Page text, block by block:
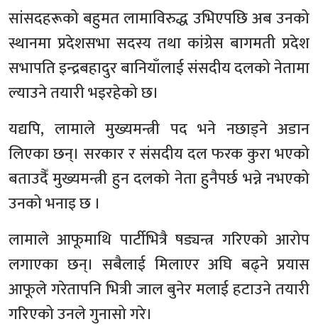
सांसदहरूको बहुमत लामाविरुद्ध उभिएपछि अब उनको
स्थानमा प्रदेशसभा सदस्य तथा कांग्रेस बागमती प्रदेश
सभापति इन्द्रबहादुर बानियाँलाई संसदीय दलको नेतामा
ल्याउने तयारी भइरहेको छ।
यद्यपि, लामाले मुख्यमन्त्री पद भने नछाड्ने अडान
लिएका छन्। सरकार र संसदीय दल फरक कुरा भएको
बताउदैँ मुख्यमन्त्री हुन दलको नेता हुनैपर्छ भन्ने नभएको
उनको भनाइ छ ।
लामाले आफूमाथि पार्टीभित्रै षड्यन्त्र गरिएको आरोप
लगाएका छन्। सबैलाई मिलाएर अघि बढ्ने प्रयास
आफूले गरेतापनि भित्री जाल बुनेर मलाई हटाउने तयारी
गरिएको उनले गुनासो गरे।